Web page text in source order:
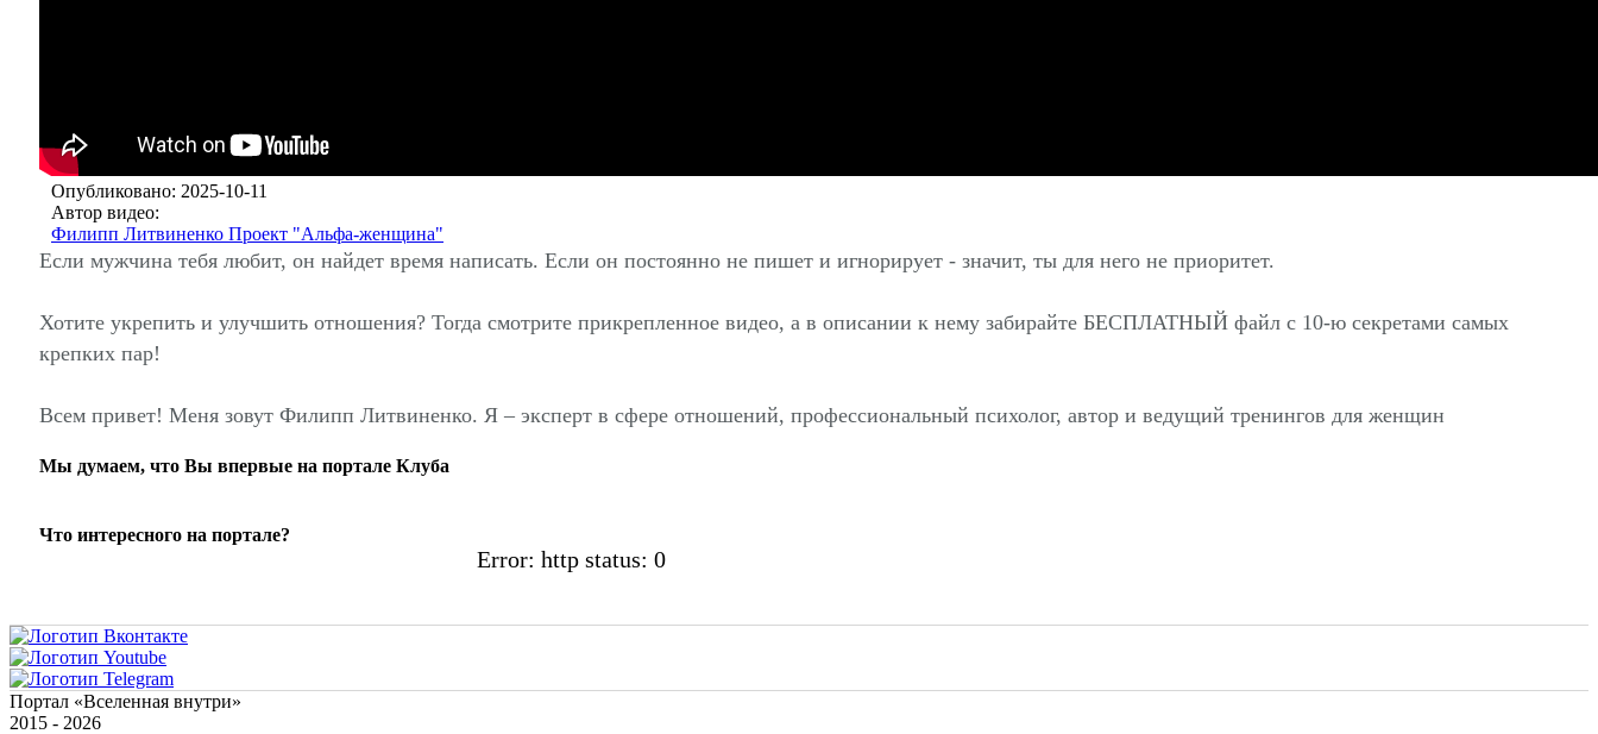
Опубликовано: 2025-10-11
Автор видео:
Филипп Литвиненко Проект "Альфа-женщина"
Если мужчина тебя любит, он найдет время написать. Если он постоянно не пишет и игнорирует - значит, ты для него не приоритет.
Хотите укрепить и улучшить отношения? Тогда смотрите прикрепленное видео, а в описании к нему забирайте БЕСПЛАТНЫЙ файл с 10-ю секретами самых
крепких пар!
Всем привет! Меня зовут Филипп Литвиненко. Я – эксперт в сфере отношений, профессиональный психолог, автор и ведущий тренингов для женщин
Мы думаем, что Вы впервые на портале Клуба
Что интересного на портале?
Error: http status: 0
Портал «Вселенная внутри»
2015 - 2026